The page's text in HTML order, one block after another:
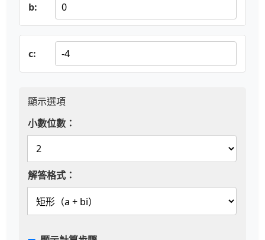
b:
c:
顯示選項
小數位數：
解答格式：